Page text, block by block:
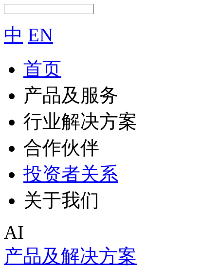
中 EN
首页
产品及服务
行业解决方案
合作伙伴
投资者关系
关于我们
AI
产品及解决方案